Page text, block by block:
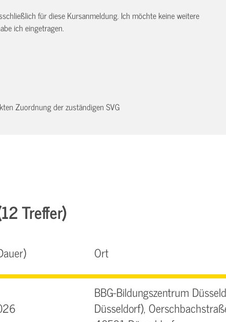
für diese Kursanmeldung. Ich möchte keine weitere
ich eingetragen.
Zuordnung der zuständigen SVG
Treffer)
Ort
BBG-Bildungszentrum
Düsseldorf),